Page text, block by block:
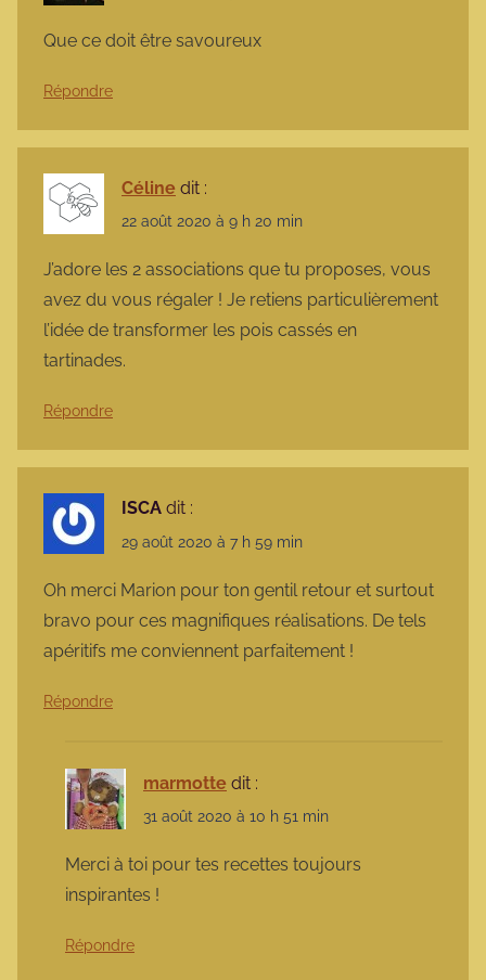
Que ce doit être savoureux
Répondre
Céline dit :
22 août 2020 à 9 h 20 min
J’adore les 2 associations que tu proposes, vous
avez du vous régaler ! Je retiens particulièrement
l’idée de transformer les pois cassés en
tartinades.
Répondre
ISCA dit :
29 août 2020 à 7 h 59 min
Oh merci Marion pour ton gentil retour et surtout
bravo pour ces magnifiques réalisations. De tels
apéritifs me conviennent parfaitement !
Répondre
marmotte dit :
31 août 2020 à 10 h 51 min
Merci à toi pour tes recettes toujours
inspirantes !
Répondre